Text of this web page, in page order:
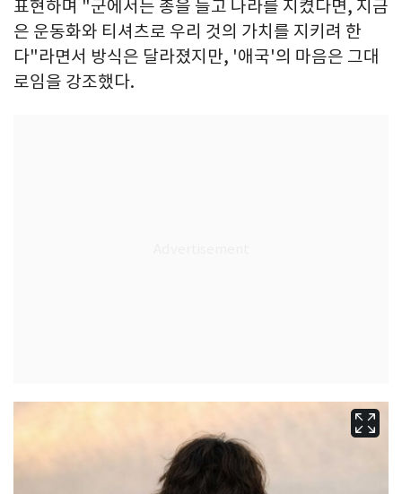
표현하며 "군에서는 총을 들고 나라를 지켰다면, 지금
은 운동화와 티셔츠로 우리 것의 가치를 지키려 한
다"라면서 방식은 달라졌지만, '애국'의 마음은 그대
로임을 강조했다.